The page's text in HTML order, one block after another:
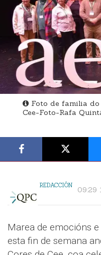
Foto de familia
Cee-Foto-Rafa
REDACCIÓN 09:29
Marea de emocións
esta fin de semana